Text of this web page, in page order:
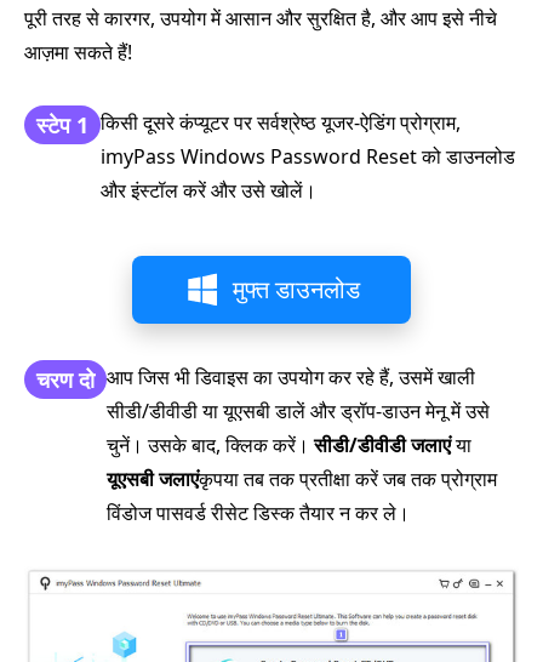
पूरी तरह से कारगर, उपयोग में आसान और सुरक्षित है, और आप इसे नीचे
आज़मा सकते हैं!
स्टेप 1 किसी दूसरे कंप्यूटर पर सर्वश्रेष्ठ यूजर-ऐडिंग प्रोग्राम,
imyPass Windows Password Reset को डाउनलोड
और इंस्टॉल करें और उसे खोलें।
मुफ्त डाउनलोड
चरण दो आप जिस भी डिवाइस का उपयोग कर रहे हैं, उसमें खाली
सीडी/डीवीडी या यूएसबी डालें और ड्रॉप-डाउन मेनू में उसे
चुनें। उसके बाद, क्लिक करें।सीडी/डीवीडी जलाएंया
यूएसबी जलाएंकृपया तब तक प्रतीक्षा करें जब तक प्रोग्राम
विंडोज पासवर्ड रीसेट डिस्क तैयार न कर ले।